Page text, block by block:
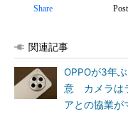
Share Post
関連記事
OPPOが3年
意 カメラは
アとの協業が